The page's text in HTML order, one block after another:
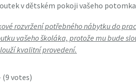
v dětském pokoji vašeho
rozvržení potřebného nábytku do
vašeho školáka, protože mu bude
kvalitní provedení.
(9 votes)